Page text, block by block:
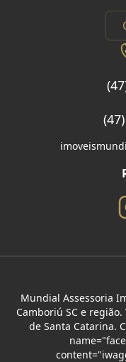
Mundial Assessoria
Camboriú SC e
de Santa Catarina.